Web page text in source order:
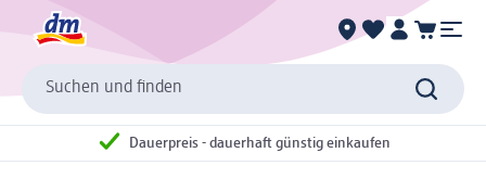
Suchen und finden
Dauerpreis - dauerhaft günstig einkaufen